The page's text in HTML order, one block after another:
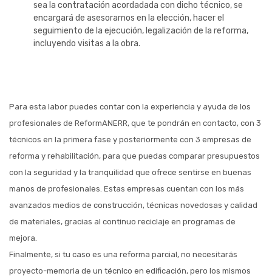
sea la contratación acordadada con dicho técnico, se
encargará de asesorarnos en la elección, hacer el
seguimiento de la ejecución, legalización de la reforma,
incluyendo visitas a la obra.
Para esta labor puedes contar con la experiencia y ayuda de los
profesionales de ReformANERR, que te pondrán en contacto, con 3
técnicos en la primera fase y posteriormente con 3 empresas de
reforma y rehabilitación, para que puedas comparar presupuestos
con la seguridad y la tranquilidad que ofrece sentirse en buenas
manos de profesionales. Estas empresas cuentan con los más
avanzados medios de construcción, técnicas novedosas y calidad
de materiales, gracias al continuo reciclaje en programas de
mejora.
Finalmente, si tu caso es una reforma parcial, no necesitarás
proyecto-memoria de un técnico en edificación, pero los mismos